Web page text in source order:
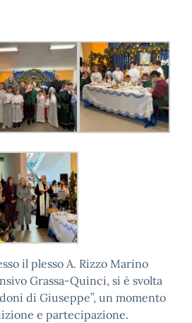
il plesso A. Rizzo Marino
Grassa-Quinci, si è svolta
di Giuseppe”, un momento
e partecipazione.